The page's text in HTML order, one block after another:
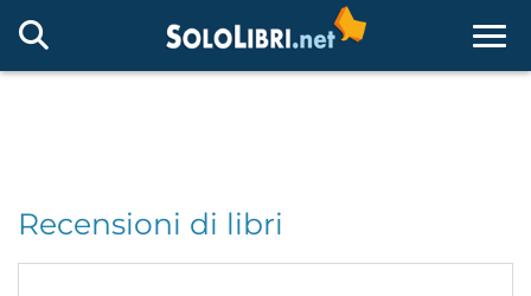
Recensioni di libri